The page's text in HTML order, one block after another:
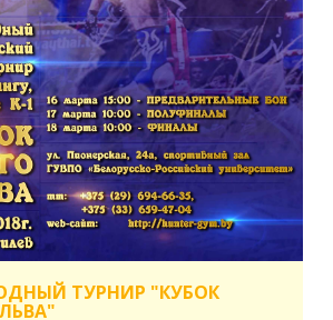
ТУРНИР "КУБОК